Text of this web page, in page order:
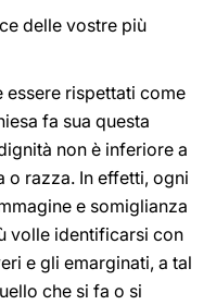
delle vostre più
essere rispettati come
fa sua questa
non è inferiore a
o razza. In effetti, ogni
e somiglianza
volle identificarsi con
e gli emarginati, a tal
che si fa o si